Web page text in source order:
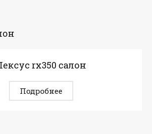
rx350 салон
Подробнее